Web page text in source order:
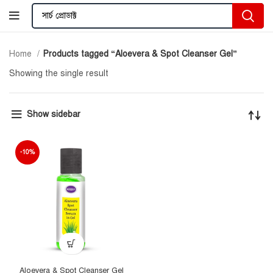
Home
Products tagged “Aloevera & Spot Cleanser Gel”
Showing the single result
Show sidebar
-10%
Aloevera & Spot Cleanser Gel